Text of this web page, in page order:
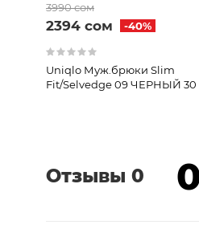
3990 сом
2394 сом -40%
Uniqlo Муж.брюки Slim
Fit/Selvedge 09 ЧЕРНЫЙ 30
Отзывы 0